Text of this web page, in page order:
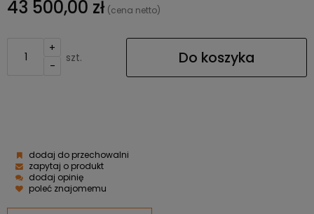
43 500,00 zł (cena netto)
+
-
szt. Do koszyka
dodaj do przechowalni
zapytaj o produkt
dodaj opinię
poleć znajomemu